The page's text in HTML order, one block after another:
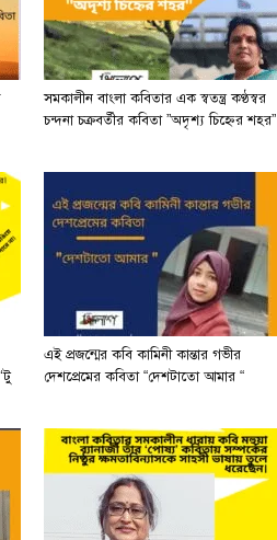
সমকালীন বাংলা কবিতার এক স্বতন্ত্র কণ্ঠস্বর
চন্দনা চক্রবর্তীর কবিতা ”অদৃশ্য চিহ্নের শহর”
এই প্রজন্মের কবি কামিনী কান্তার গভীর
দেশপ্রেমের কবিতা “দেশটাতো আমার “